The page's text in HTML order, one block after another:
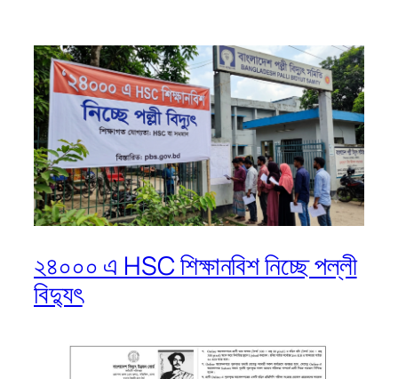
২৪০০০ এ HSC শিক্ষানবিশ নিচ্ছে পল্লী
বিদ্যুৎ